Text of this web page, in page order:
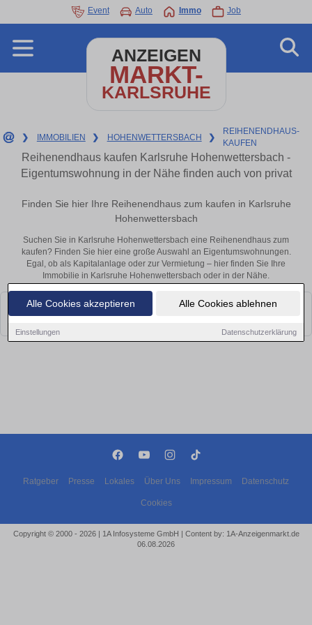
Alle Cookies akzeptieren Alle Cookies ablehnen
Einstellungen Datenschutzerklärung
Event Auto Immo Job
ANZEIGEN
MARKT-
KARLSRUHE
❯ IMMOBILIEN ❯ HOHENWETTERSBACH ❯
REIHENENDHAUS-
KAUFEN
Reihenendhaus kaufen Karlsruhe Hohenwettersbach -
Eigentumswohnung in der Nähe finden auch von privat
Finden Sie hier Ihre Reihenendhaus zum kaufen in Karlsruhe
Hohenwettersbach
Suchen Sie in Karlsruhe Hohenwettersbach eine Reihenendhaus zum
kaufen? Finden Sie hier eine große Auswahl an Eigentumswohnungen.
Egal, ob als Kapitalanlage oder zur Vermietung – hier finden Sie Ihre
Immobilie in Karlsruhe Hohenwettersbach oder in der Nähe.
Leider konnten wir derzeit keine passenden Objekte finden. Schauen Sie
Ratgeber Presse Lokales Über Uns Impressum Datenschutz
Cookies
Copyright © 2000 - 2026 | 1A Infosysteme GmbH | Content by: 1A-Anzeigenmarkt.de
06.08.2026